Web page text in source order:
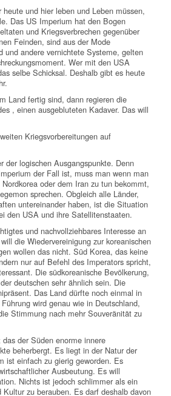
und hier leben und Leben müssen,
Das US Imperium hat den Bogen
und Kriegsverbrechen gegenüber
Feinden, sind aus der Mode
und andere vernichtete Systeme, gelten
Wer mit den USA
selbe Schicksal. Deshalb gibt es heute
Land fertig sind, dann regieren die
, einen ausgebluteten Kadaver. Das will
Kriegsvorbereitungen auf
der logischen Ausgangspunkte. Denn
der Fall ist, muss man wenn man
oder dem Iran zu tun bekommt,
sprechen. Obgleich alle Länder,
untereinander haben, ist die Situation
den USA und ihre Satellitenstaaten.
und nachvollziehbares Interesse an
die Wiedervereinigung zur koreanischen
wollen das nicht. Süd Korea, das keine
nur auf Befehl des Imperators spricht,
Die südkoreanische Bevölkerung,
deutschen sehr ähnlich sein. Die
Das Land dürfte noch einmal in
wird genau wie in Deutschland,
Stimmung nach mehr Souveränität zu
der Süden enorme innere
beherbergt. Es liegt in der Natur der
ist einfach zu gierig geworden. Es
Ausbeutung. Es will
Nichts ist jedoch schlimmer als ein
Kultur zu berauben. Es darf deshalb davon